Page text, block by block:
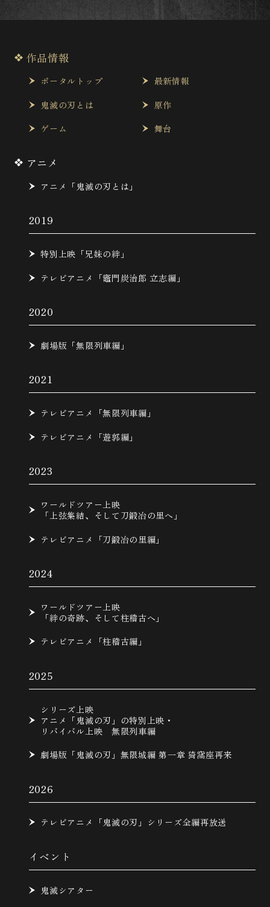
作品情報
ポータルトップ
最新情報
鬼滅の刃とは
原作
ゲーム
舞台
アニメ
アニメ「鬼滅の刃とは」
2019
特別上映「兄妹の絆」
テレビアニメ「竈門炭治郎 立志編」
2020
劇場版「無限列車編」
2021
テレビアニメ「無限列車編」
テレビアニメ「遊郭編」
2023
ワールドツアー上映
「上弦集結、そして刀鍛冶の里へ」
テレビアニメ「刀鍛冶の里編」
2024
ワールドツアー上映
「絆の奇跡、そして柱稽古へ」
テレビアニメ「柱稽古編」
2025
シリーズ上映
アニメ「鬼滅の刃」の特別上映・
リバイバル上映 無限列車編
劇場版「鬼滅の刃」無限城編 第一章 猗窩座再来
2026
テレビアニメ「鬼滅の刃」シリーズ全編再放送
イベント
鬼滅シアター